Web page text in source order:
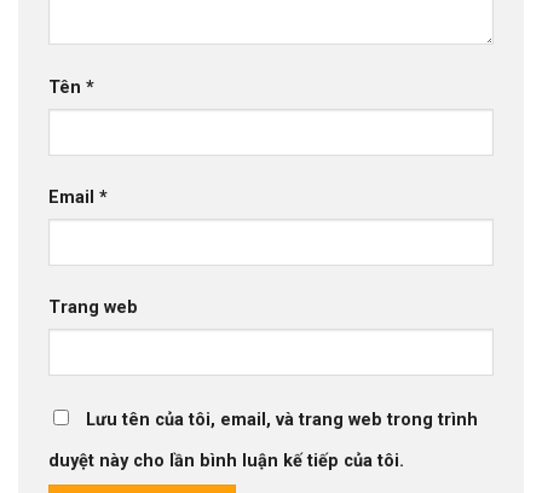
Tên *
Email *
Trang web
Lưu tên của tôi, email, và trang web trong trình
duyệt này cho lần bình luận kế tiếp của tôi.